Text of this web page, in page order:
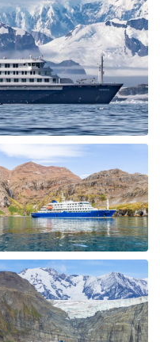
Wihemina Bay &
in the Zodiac boats
Whales & Killers
us to cross the
& Fulmars
ship cruise through
Bay a place I had
with incredible
in the background. We
old USA and British
history, very
west coast of the
Bay and Peterman
to explore and most
and afternoon. Back
dining. More Whales
Cove and visited the
Ship. We also
Base on a rocky